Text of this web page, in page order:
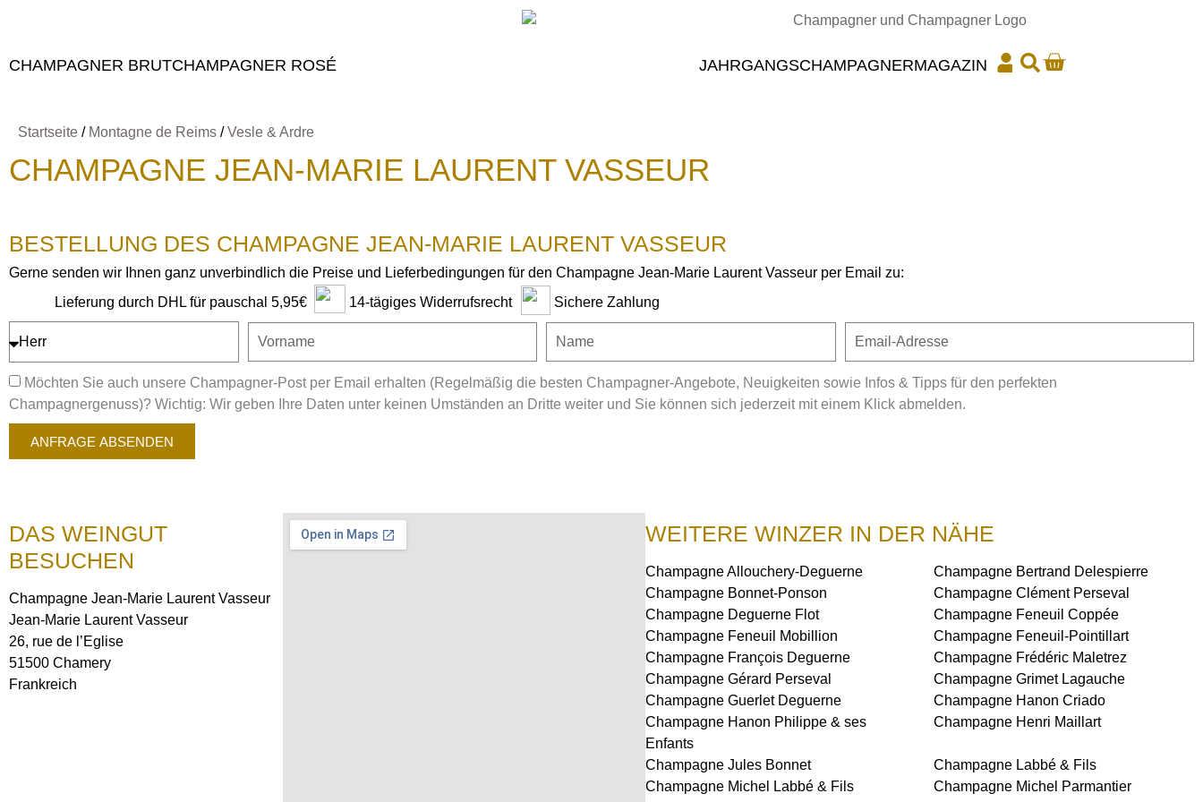
CHAMPAGNER BRUTCHAMPAGNER ROSÉ JAHRGANGSCHAMPAGNERMAGAZIN
Startseite / Montagne de Reims /Vesle & Ardre
CHAMPAGNE JEAN-MARIE LAURENT VASSEUR
BESTELLUNG DES CHAMPAGNE JEAN-MARIE LAURENT VASSEUR
Gerne senden wir Ihnen ganz unverbindlich die Preise und Lieferbedingungen für den Champagne Jean-Marie Laurent Vasseur per Email zu:
Lieferung durch DHL für pauschal 5,95€
14-tägiges Widerrufsrecht Sichere Zahlung
Möchten Sie auch unsere Champagner-Post per Email erhalten (Regelmäßig die besten Champagner-Angebote, Neuigkeiten sowie Infos & Tipps für den perfekten
Champagnergenuss)? Wichtig: Wir geben Ihre Daten unter keinen Umständen an Dritte weiter und Sie können sich jederzeit mit einem Klick abmelden.
ANFRAGE ABSENDEN
DAS WEINGUT
BESUCHEN
Champagne Jean-Marie Laurent Vasseur
Jean-Marie Laurent Vasseur
26, rue de l’Eglise
51500 Chamery
Frankreich
WEITERE WINZER IN DER NÄHE
Champagne Allouchery-Deguerne
Champagne Bertrand Delespierre
Champagne Bonnet-Ponson
Champagne Clément Perseval
Champagne Deguerne Flot
Champagne Feneuil Coppée
Champagne Feneuil Mobillion
Champagne Feneuil-Pointillart
Champagne François Deguerne
Champagne Frédéric Maletrez
Champagne Gérard Perseval
Champagne Grimet Lagauche
Champagne Guerlet Deguerne
Champagne Hanon Criado
Champagne Hanon Philippe & ses
Enfants
Champagne Henri Maillart
Champagne Jules Bonnet
Champagne Labbé & Fils
Champagne Michel Labbé & Fils
Champagne Michel Parmantier